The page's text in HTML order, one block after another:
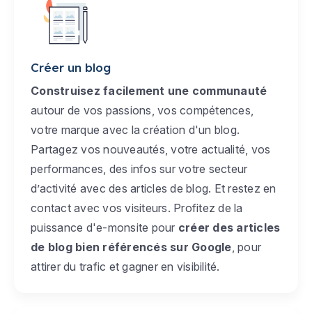
Créer un blog
Construisez facilement une communauté
autour de vos passions, vos compétences,
votre marque avec la création d'un blog.
Partagez vos nouveautés, votre actualité, vos
performances, des infos sur votre secteur
d’activité avec des articles de blog. Et restez en
contact avec vos visiteurs. Profitez de la
puissance d'e-monsite pour créer des articles
de blog bien référencés sur Google , pour
attirer du trafic et gagner en visibilité.